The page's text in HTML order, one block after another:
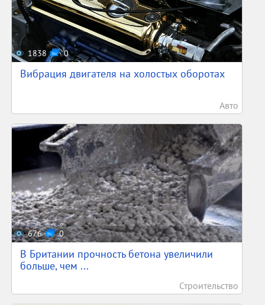
1838 0
Вибрация двигателя на холостых оборотах
Авто
676 0
В Британии прочность бетона увеличили
больше, чем ...
Строительство